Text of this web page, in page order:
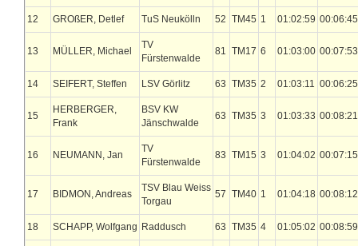
12 GROßER, Detlef TuS Neukölln 52 TM45 1 01:02:59 00:06:45
13 MÜLLER, Michael
TV
Fürstenwalde
81 TM17 6 01:03:00 00:07:53
14 SEIFERT, Steffen LSV Görlitz 63 TM35 2 01:03:11 00:06:25
15
HERBERGER,
Frank
BSV KW
Jänschwalde
63 TM35 3 01:03:33 00:08:21
16 NEUMANN, Jan
TV
Fürstenwalde
83 TM15 3 01:04:02 00:07:15
17 BIDMON, Andreas
TSV Blau Weiss
Torgau
57 TM40 1 01:04:18 00:08:12
18 SCHAPP, Wolfgang Raddusch 63 TM35 4 01:05:02 00:08:59